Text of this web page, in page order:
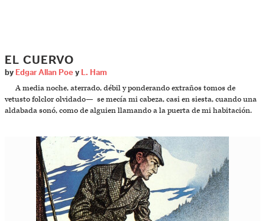
EL CUERVO
by Edgar Allan Poe y L. Ham
A media noche, aterrado, débil y ponderando extraños tomos de
vetusto folclor olvidado— se mecía mi cabeza, casi en siesta, cuando una
aldabada sonó, como de alguien llamando a la puerta de mi habitación.